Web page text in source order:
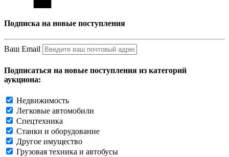
Подписка на новые поступления
Ваш Email
Подписаться на новые поступления из категорий
аукциона:
Недвижимость
Легковые автомобили
Спецтехника
Станки и оборудование
Другое имущество
Грузовая техника и автобусы